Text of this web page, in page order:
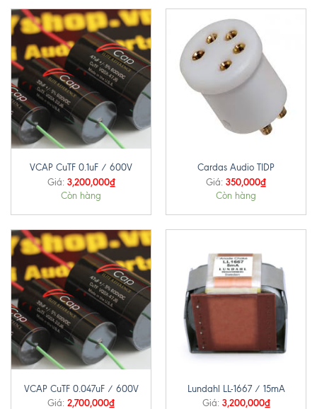
VCAP CuTF 0.1uF / 600V
Giá: 3,200,000₫
Còn hàng
Cardas Audio TIDP
Giá: 350,000₫
Còn hàng
VCAP CuTF 0.047uF / 600V
Giá: 2,700,000₫
Lundahl LL-1667 / 15mA
Giá: 3,200,000₫